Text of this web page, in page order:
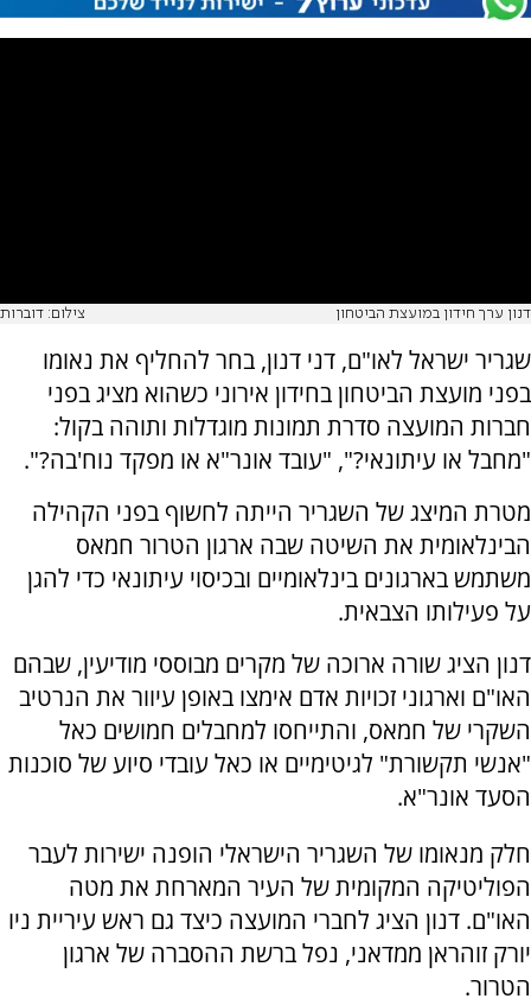
דנון ערך חידון במועצת הביטחון צילום: דוברות
שגריר ישראל לאו"ם, דני דנון, בחר להחליף את נאומו
בפני מועצת הביטחון בחידון אירוני כשהוא מציג בפני
חברות המועצה סדרת תמונות מוגדלות ותוהה בקול:
"מחבל או עיתונאי?", "עובד אונר"א או מפקד נוח'בה?".
מטרת המיצג של השגריר הייתה לחשוף בפני הקהילה
הבינלאומית את השיטה שבה ארגון הטרור חמאס
משתמש בארגונים בינלאומיים ובכיסוי עיתונאי כדי להגן
על פעילותו הצבאית.
דנון הציג שורה ארוכה של מקרים מבוססי מודיעין, שבהם
האו"ם וארגוני זכויות אדם אימצו באופן עיוור את הנרטיב
השקרי של חמאס, והתייחסו למחבלים חמושים כאל
"אנשי תקשורת" לגיטימיים או כאל עובדי סיוע של סוכנות
הסעד אונר"א.
חלק מנאומו של השגריר הישראלי הופנה ישירות לעבר
הפוליטיקה המקומית של העיר המארחת את מטה
האו"ם. דנון הציג לחברי המועצה כיצד גם ראש עיריית ניו
יורק זוהראן ממדאני, נפל ברשת ההסברה של ארגון
הטרור.